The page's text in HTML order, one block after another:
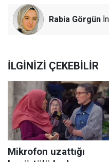
Rabia Görgün